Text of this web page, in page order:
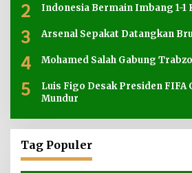
2 Indonesia Bermain Imbang 1-
3 Arsenal Sepakat Datangkan
4 Mohamed Salah Gabung
5
Luis Figo Desak Presiden
Mundur
Tag Populer